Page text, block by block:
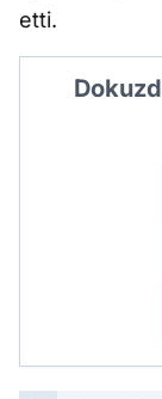
etti.